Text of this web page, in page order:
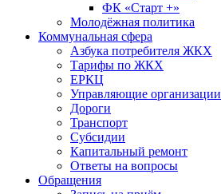
ФК «Старт +»
Молодёжная политика
Коммунальная сфера
Азбука потребителя ЖКХ
Тарифы по ЖКХ
ЕРКЦ
Управляющие организации
Дороги
Транспорт
Субсидии
Капитальный ремонт
Ответы на вопросы
Обращения